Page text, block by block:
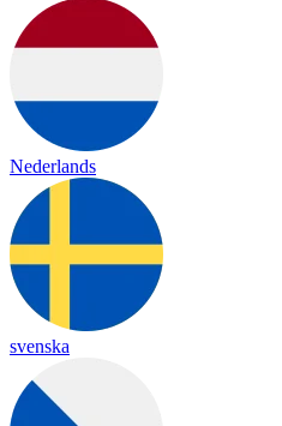
Nederlands
svenska